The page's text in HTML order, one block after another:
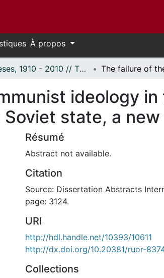
À propos
Thèses, 1910 - 2010 // Theses, 1910 - 2010
ideology
state, a
Résumé
Abstract not available.
Citation
Source: Dissertation Abstracts
page: 3124.
URI
http://hdl.handle.net/10393/10611
http://dx.doi.org/10.20381/ruor-
Collections